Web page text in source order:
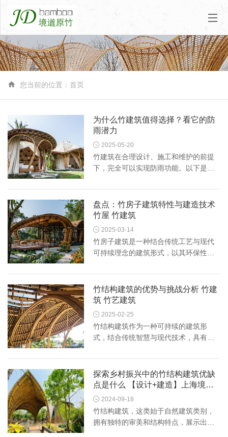
 您当前的位置： 首页
为什么竹建筑值得选择？看它的防
雨潜力
 2025-05-20
竹建筑在合理设计、施工和维护的前提
下，完全可以实现防雨功能。以下是具
与防雨潜力 1.天然防水性有限 竹子本身
是天然材料，未经处理时含有糖分和淀
粉，容易吸潮、发霉或遭虫...
盘点：竹房子建筑特性与建造技术
竹屋 竹建筑
 2025-03-14
竹房子建筑是一种结合传统工艺与现代
可持续理念的建筑形式，以其环保性、
是关于竹房子建筑的详细介绍： 一、竹
材作为建筑材料的特性 1. 环保可再生 竹
子生长周期短（3-5年成材...
竹结构建筑的优势与挑战分析 竹建
筑 竹艺建筑
 2025-02-25
竹结构建筑作为一种可持续的建筑形
式，结合传统智慧与现代技术，具有独
系统梳理：### **1. 材料特性** – **环保
与可再生**：竹子生长速度快（3-5年成
材），固碳能力强，...
探索乡村振兴中的竹结构建筑优缺
点是什么 【设计+建造】上海境道
原竹
 2024-09-18
竹结构建筑，这类始于自然建筑类别，
拥有独特的审美和结构特点，展示出独